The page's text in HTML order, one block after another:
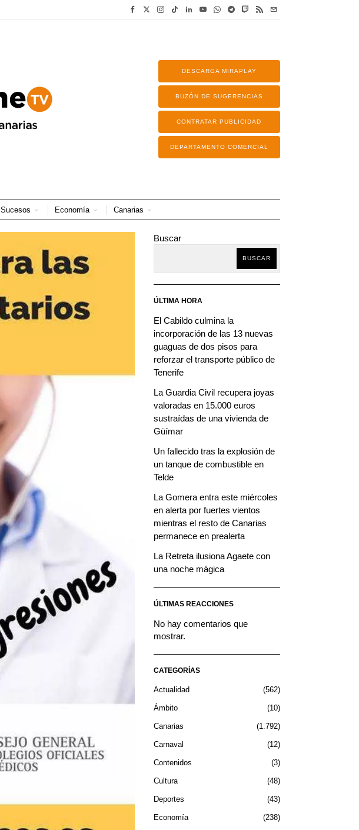
DESCARGA MIRAPLAY
BUZÓN DE SUGERENCIAS
CONTRATAR PUBLICIDAD
DEPARTAMENTO COMERCIAL
Sucesos Economía Canarias
Buscar
BUSCAR
ÚLTIMA HORA
El Cabildo culmina la
incorporación de las 13 nuevas
guaguas de dos pisos para
reforzar el transporte público de
Tenerife
La Guardia Civil recupera joyas
valoradas en 15.000 euros
sustraídas de una vivienda de
Güímar
Un fallecido tras la explosión de
un tanque de combustible en
Telde
La Gomera entra este miércoles
en alerta por fuertes vientos
mientras el resto de Canarias
permanece en prealerta
La Retreta ilusiona Agaete con
una noche mágica
ÚLTIMAS REACCIONES
No hay comentarios que
mostrar.
CATEGORÍAS
Actualidad 562
Ámbito 10
Canarias 1.792
Carnaval 12
Contenidos 3
Cultura 48
Deportes 43
Economía 238